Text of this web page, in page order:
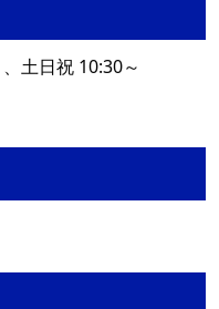
土日祝 10:30～